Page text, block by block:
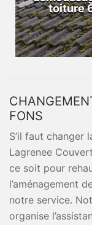
toiture
FONS
S’il faut changer
Lagrenee
ce soit pour
l’aménagement
notre service.
organise